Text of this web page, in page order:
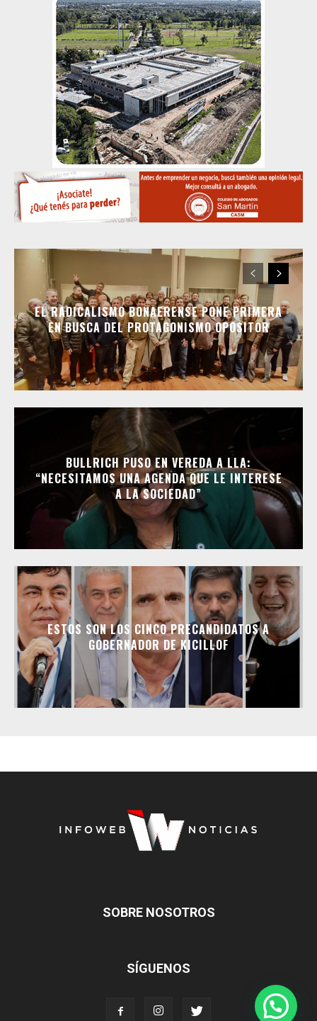
EL RADICALISMO BONAERENSE PONE PRIMERA
EN BUSCA DEL PROTAGONISMO OPOSITOR
BULLRICH PUSO EN VEREDA A LLA:
“NECESITAMOS UNA AGENDA QUE LE INTERESE
A LA SOCIEDAD”
ESTOS SON LOS CINCO PRECANDIDATOS A
GOBERNADOR DE KICILLOF
SOBRE NOSOTROS
SÍGUENOS
Contactame